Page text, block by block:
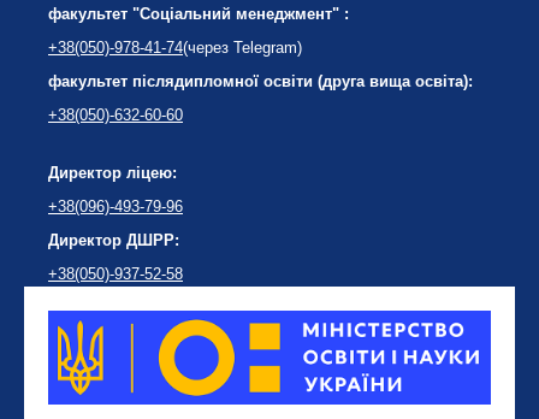
факультет "Соціальний менеджмент" :
+38(050)-978-41-74(через Telegram)
факультет післядипломної освіти (друга вища освіта):
+38(050)-632-60-60
Директор ліцею:
+38(096)-493-79-96
Директор ДШРР:
+38(050)-937-52-58